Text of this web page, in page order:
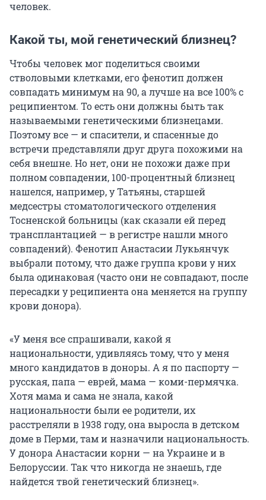
человек.
Какой ты, мой генетический близнец?
Чтобы человек мог поделиться своими
стволовыми клетками, его фенотип должен
совпадать минимум на 90, а лучше на все 100% с
реципиентом. То есть они должны быть так
называемыми генетическими близнецами.
Поэтому все — и спасители, и спасенные до
встречи представляли друг друга похожими на
себя внешне. Но нет, они не похожи даже при
полном совпадении, 100-процентный близнец
нашелся, например, у Татьяны, старшей
медсестры стоматологического отделения
Тосненской больницы (как сказали ей перед
трансплантацией — в регистре нашли много
совпадений). Фенотип Анастасии Лукьянчук
выбрали потому, что даже группа крови у них
была одинаковая (часто они не совпадают, после
пересадки у реципиента она меняется на группу
крови донора).
«У меня все спрашивали, какой я
национальности, удивляясь тому, что у меня
много кандидатов в доноры. А я по паспорту —
русская, папа — еврей, мама — коми-пермячка.
Хотя мама и сама не знала, какой
национальности были ее родители, их
расстреляли в 1938 году, она выросла в детском
доме в Перми, там и назначили национальность.
У донора Анастасии корни — на Украине и в
Белоруссии. Так что никогда не знаешь, где
найдется твой генетический близнец».